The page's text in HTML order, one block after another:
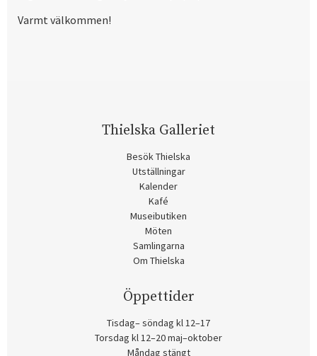
Varmt välkommen!
Thielska Galleriet
Besök Thielska
Utställningar
Kalender
Kafé
Museibutiken
Möten
Samlingarna
Om Thielska
Öppettider
Tisdag– söndag kl 12–17
Torsdag kl 12–20 maj–oktober
Måndag stängt